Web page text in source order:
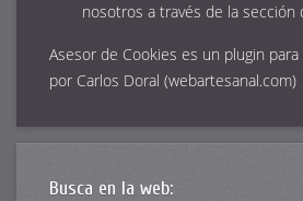
nosotros a través de la sección
Asesor de Cookies es un plugin
por Carlos Doral (webartesanal.com)
Busca en la web: